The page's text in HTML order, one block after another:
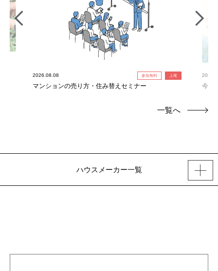
2026.08.08 参加無料 上尾
マンションの売り方・住み替えセミナー
今だ
一覧へ
ハウスメーカー一覧